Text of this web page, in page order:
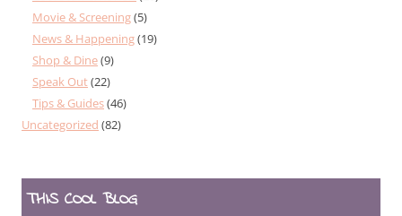
Movie & Screening(5)
News & Happening(19)
Shop & Dine(9)
Speak Out(22)
Tips & Guides(46)
Uncategorized (82)
THIS COOL BLOG